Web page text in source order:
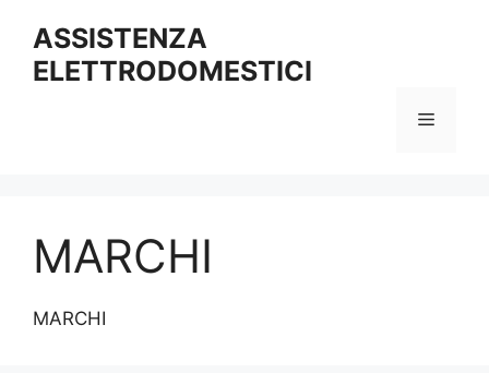
contenuto
ASSISTENZA
ELETTRODOMESTICI
Menu
MARCHI
MARCHI